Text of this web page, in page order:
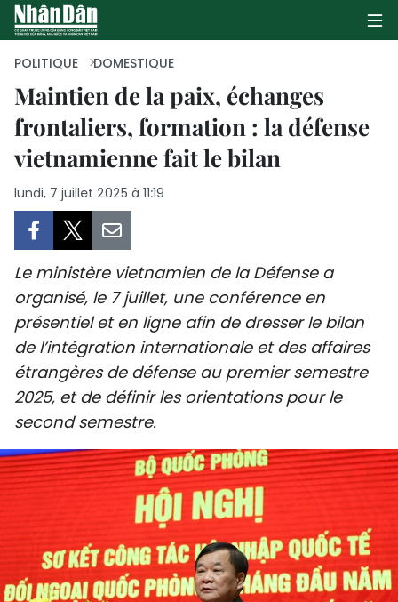
PAGE D'ACCUEIL
POLITIQUE
CULTURE
TOURISME
ENVIRONNEMENT
SPORT
FRANCOPHONIE
PAYS NATAL
INTERNATIONAL
MÉGASTORIE
POLITIQUE DOMESTIQUE
Maintien de la paix, échanges
frontaliers, formation : la défense
vietnamienne fait le bilan
lundi, 7 juillet 2025 à 11:19
Le ministère vietnamien de la Défense a
organisé, le 7 juillet, une conférence en
présentiel et en ligne afin de dresser le bilan
de l’intégration internationale et des affaires
étrangères de défense au premier semestre
2025, et de définir les orientations pour le
second semestre.